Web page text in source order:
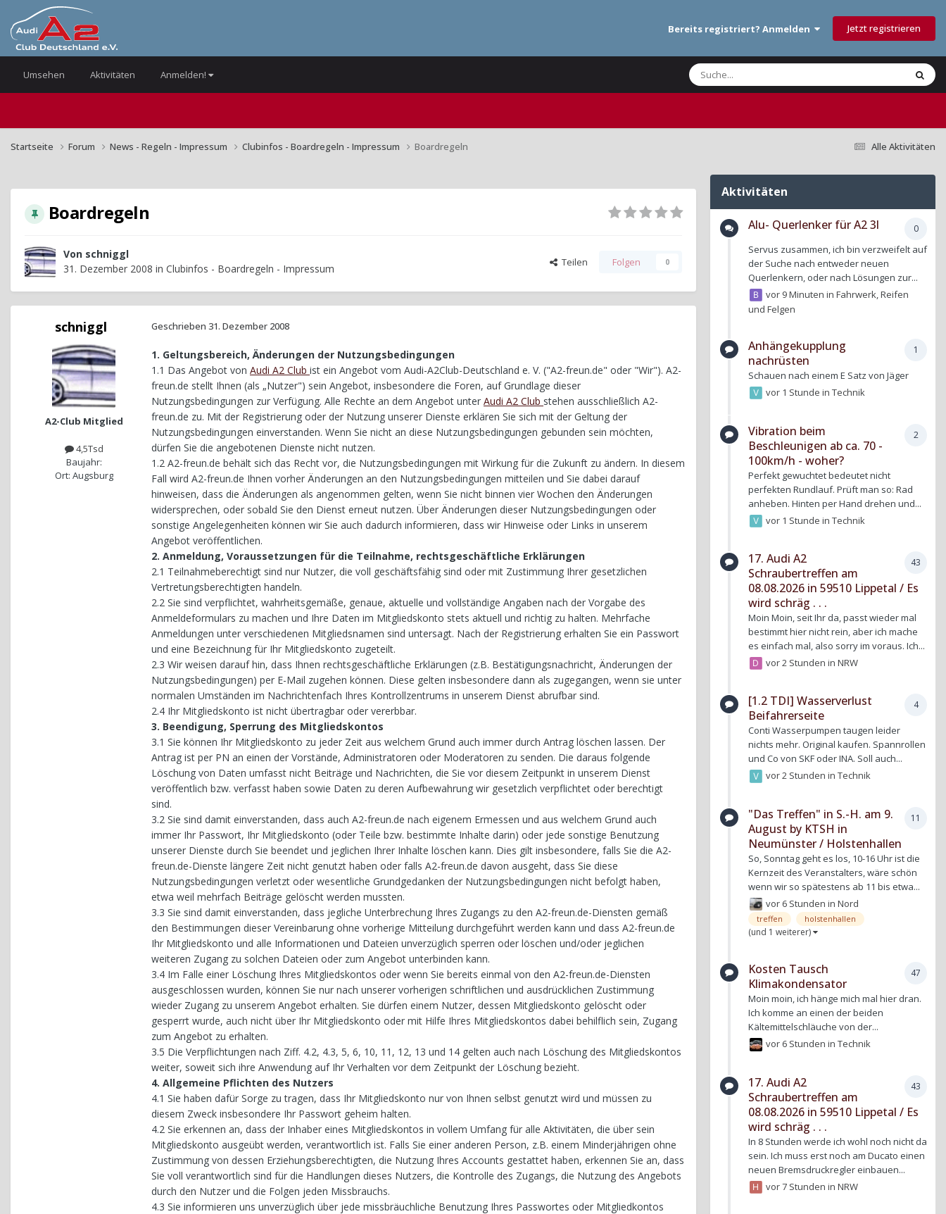
Bereits registriert? Anmelden Jetzt registrieren
Umsehen Aktivitäten Anmelden!
Alle Aktivitäten
Startseite Forum News - Regeln - Impressum Clubinfos - Boardregeln - Impressum Boardregeln
Boardregeln
Von schniggl
31. Dezember 2008 in Clubinfos - Boardregeln - Impressum Teilen Folgen 0
schniggl
A2-Club Mitglied
4,5Tsd
Baujahr:
Ort: Augsburg
Geschrieben 31. Dezember 2008
1. Geltungsbereich, Änderungen der Nutzungsbedingungen
1.1 Das Angebot von Audi A2 Club ist ein Angebot vom Audi-A2Club-Deutschland e. V. ("A2-freun.de" oder "Wir"). A2-
freun.de stellt Ihnen (als „Nutzer") sein Angebot, insbesondere die Foren, auf Grundlage dieser
Nutzungsbedingungen zur Verfügung. Alle Rechte an dem Angebot unter Audi A2 Club stehen ausschließlich A2-
freun.de zu. Mit der Registrierung oder der Nutzung unserer Dienste erklären Sie sich mit der Geltung der
Nutzungsbedingungen einverstanden. Wenn Sie nicht an diese Nutzungsbedingungen gebunden sein möchten,
dürfen Sie die angebotenen Dienste nicht nutzen.
1.2 A2-freun.de behält sich das Recht vor, die Nutzungsbedingungen mit Wirkung für die Zukunft zu ändern. In diesem
Fall wird A2-freun.de Ihnen vorher Änderungen an den Nutzungsbedingungen mitteilen und Sie dabei darauf
hinweisen, dass die Änderungen als angenommen gelten, wenn Sie nicht binnen vier Wochen den Änderungen
widersprechen, oder sobald Sie den Dienst erneut nutzen. Über Änderungen dieser Nutzungsbedingungen oder
sonstige Angelegenheiten können wir Sie auch dadurch informieren, dass wir Hinweise oder Links in unserem
Angebot veröffentlichen.
2. Anmeldung, Voraussetzungen für die Teilnahme, rechtsgeschäftliche Erklärungen
2.1 Teilnahmeberechtigt sind nur Nutzer, die voll geschäftsfähig sind oder mit Zustimmung Ihrer gesetzlichen
Vertretungsberechtigten handeln.
2.2 Sie sind verpflichtet, wahrheitsgemäße, genaue, aktuelle und vollständige Angaben nach der Vorgabe des
Anmeldeformulars zu machen und Ihre Daten im Mitgliedskonto stets aktuell und richtig zu halten. Mehrfache
Anmeldungen unter verschiedenen Mitgliedsnamen sind untersagt. Nach der Registrierung erhalten Sie ein Passwort
und eine Bezeichnung für Ihr Mitgliedskonto zugeteilt.
2.3 Wir weisen darauf hin, dass Ihnen rechtsgeschäftliche Erklärungen (z.B. Bestätigungsnachricht, Änderungen der
Nutzungsbedingungen) per E-Mail zugehen können. Diese gelten insbesondere dann als zugegangen, wenn sie unter
normalen Umständen im Nachrichtenfach Ihres Kontrollzentrums in unserem Dienst abrufbar sind.
2.4 Ihr Mitgliedskonto ist nicht übertragbar oder vererbbar.
3. Beendigung, Sperrung des Mitgliedskontos
3.1 Sie können Ihr Mitgliedskonto zu jeder Zeit aus welchem Grund auch immer durch Antrag löschen lassen. Der
Antrag ist per PN an einen der Vorstände, Administratoren oder Moderatoren zu senden. Die daraus folgende
Löschung von Daten umfasst nicht Beiträge und Nachrichten, die Sie vor diesem Zeitpunkt in unserem Dienst
veröffentlich bzw. verfasst haben sowie Daten zu deren Aufbewahrung wir gesetzlich verpflichtet oder berechtigt
sind.
3.2 Sie sind damit einverstanden, dass auch A2-freun.de nach eigenem Ermessen und aus welchem Grund auch
immer Ihr Passwort, Ihr Mitgliedskonto (oder Teile bzw. bestimmte Inhalte darin) oder jede sonstige Benutzung
unserer Dienste durch Sie beendet und jeglichen Ihrer Inhalte löschen kann. Dies gilt insbesondere, falls Sie die A2-
freun.de-Dienste längere Zeit nicht genutzt haben oder falls A2-freun.de davon ausgeht, dass Sie diese
Nutzungsbedingungen verletzt oder wesentliche Grundgedanken der Nutzungsbedingungen nicht befolgt haben,
etwa weil mehrfach Beiträge gelöscht werden mussten.
3.3 Sie sind damit einverstanden, dass jegliche Unterbrechung Ihres Zugangs zu den A2-freun.de-Diensten gemäß
den Bestimmungen dieser Vereinbarung ohne vorherige Mitteilung durchgeführt werden kann und dass A2-freun.de
Ihr Mitgliedskonto und alle Informationen und Dateien unverzüglich sperren oder löschen und/oder jeglichen
weiteren Zugang zu solchen Dateien oder zum Angebot unterbinden kann.
3.4 Im Falle einer Löschung Ihres Mitgliedskontos oder wenn Sie bereits einmal von den A2-freun.de-Diensten
ausgeschlossen wurden, können Sie nur nach unserer vorherigen schriftlichen und ausdrücklichen Zustimmung
wieder Zugang zu unserem Angebot erhalten. Sie dürfen einem Nutzer, dessen Mitgliedskonto gelöscht oder
gesperrt wurde, auch nicht über Ihr Mitgliedskonto oder mit Hilfe Ihres Mitgliedskontos dabei behilflich sein, Zugang
zum Angebot zu erhalten.
3.5 Die Verpflichtungen nach Ziff. 4.2, 4.3, 5, 6, 10, 11, 12, 13 und 14 gelten auch nach Löschung des Mitgliedskontos
weiter, soweit sich ihre Anwendung auf Ihr Verhalten vor dem Zeitpunkt der Löschung bezieht.
4. Allgemeine Pflichten des Nutzers
4.1 Sie haben dafür Sorge zu tragen, dass Ihr Mitgliedskonto nur von Ihnen selbst genutzt wird und müssen zu
diesem Zweck insbesondere Ihr Passwort geheim halten.
4.2 Sie erkennen an, dass der Inhaber eines Mitgliedskontos in vollem Umfang für alle Aktivitäten, die über sein
Mitgliedskonto ausgeübt werden, verantwortlich ist. Falls Sie einer anderen Person, z.B. einem Minderjährigen ohne
Zustimmung von dessen Erziehungsberechtigten, die Nutzung Ihres Accounts gestattet haben, erkennen Sie an, dass
Sie voll verantwortlich sind für die Handlungen dieses Nutzers, die Kontrolle des Zugangs, die Nutzung des Angebots
durch den Nutzer und die Folgen jeden Missbrauchs.
4.3 Sie informieren uns unverzüglich über jede missbräuchliche Benutzung Ihres Passwortes oder Mitgliedkontos
Aktivitäten
0
Alu- Querlenker für A2 3l
Servus zusammen, ich bin verzweifelt auf
der Suche nach entweder neuen
Querlenkern, oder nach Lösungen zur...
vor 9 MinuteninFahrwerk, Reifen
und Felgen
1
Anhängekupplung
nachrüsten
Schauen nach einem E Satz von Jäger
vor 1 Stunde inTechnik
2
Vibration beim
Beschleunigen ab ca. 70 -
100km/h - woher?
Perfekt gewuchtet bedeutet nicht
perfekten Rundlauf. Prüft man so: Rad
anheben. Hinten per Hand drehen und...
vor 1 Stunde inTechnik
43
17. Audi A2
Schraubertreffen am
08.08.2026 in 59510 Lippetal / Es
wird schräg . . .
Moin Moin, seit Ihr da, passt wieder mal
bestimmt hier nicht rein, aber ich mache
es einfach mal, also sorry im voraus. Ich...
vor 2 Stunden inNRW
4
[1.2 TDI] Wasserverlust
Beifahrerseite
Conti Wasserpumpen taugen leider
nichts mehr. Original kaufen. Spannrollen
und Co von SKF oder INA. Soll auch...
vor 2 Stunden inTechnik
11
"Das Treffen" in S.-H. am 9.
August by KTSH in
Neumünster / Holstenhallen
So, Sonntag geht es los, 10-16 Uhr ist die
Kernzeit des Veranstalters, wäre schön
wenn wir so spätestens ab 11 bis etwa...
vor 6 Stunden inNord
treffen holstenhallen
(und 1 weiterer)
47
Kosten Tausch
Klimakondensator
Moin moin, ich hänge mich mal hier dran.
Ich komme an einen der beiden
Kältemittelschläuche von der...
vor 6 Stunden inTechnik
43
17. Audi A2
Schraubertreffen am
08.08.2026 in 59510 Lippetal / Es
wird schräg . . .
In 8 Stunden werde ich wohl noch nicht da
sein. Ich muss erst noch am Ducato einen
neuen Bremsdruckregler einbauen...
vor 7 Stunden inNRW